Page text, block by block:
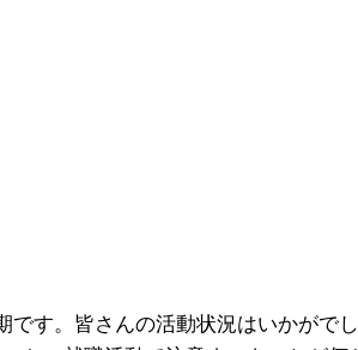
す。皆さんの活動状況はいかがで